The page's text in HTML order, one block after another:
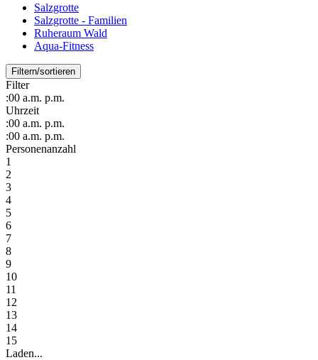
Salzgrotte
Salzgrotte - Familien
Ruheraum Wald
Aqua-Fitness
Filtern/sortieren
Filter
:00 a.m. p.m.
Uhrzeit
:00 a.m. p.m.
:00 a.m. p.m.
Personenanzahl
1
2
3
4
5
6
7
8
9
10
11
12
13
14
15
Laden...